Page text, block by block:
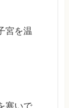
宮を温
塞いで